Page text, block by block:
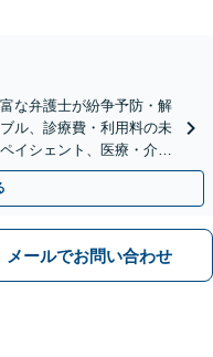
な弁護士が紛争予防・解
ル、診療費・利用料の未
イシェント、医療・介護
メールでお問い合わせ